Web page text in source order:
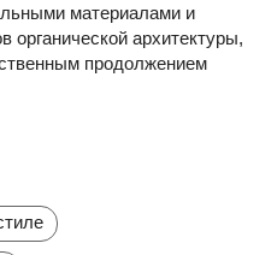
материалами и
органической архитектуры,
продолжением